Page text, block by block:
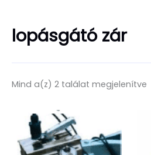
lopásgátó zár
Mind a(z) 2 találat megjelenítve